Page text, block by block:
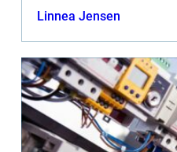
Linnea Jensen